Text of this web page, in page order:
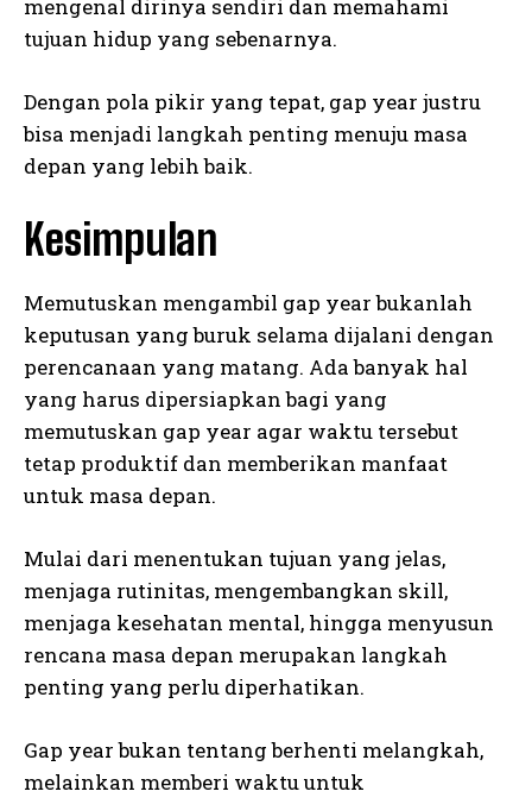
mengenal dirinya sendiri dan memahami
tujuan hidup yang sebenarnya.
Dengan pola pikir yang tepat, gap year justru
bisa menjadi langkah penting menuju masa
depan yang lebih baik.
Kesimpulan
Memutuskan mengambil gap year bukanlah
keputusan yang buruk selama dijalani dengan
perencanaan yang matang. Ada banyak hal
yang harus dipersiapkan bagi yang
memutuskan gap year agar waktu tersebut
tetap produktif dan memberikan manfaat
untuk masa depan.
Mulai dari menentukan tujuan yang jelas,
menjaga rutinitas, mengembangkan skill,
menjaga kesehatan mental, hingga menyusun
rencana masa depan merupakan langkah
penting yang perlu diperhatikan.
Gap year bukan tentang berhenti melangkah,
melainkan memberi waktu untuk